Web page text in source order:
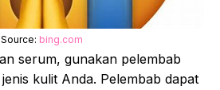
Source: bing.com
serum, gunakan pelembab
kulit Anda. Pelembab dapat